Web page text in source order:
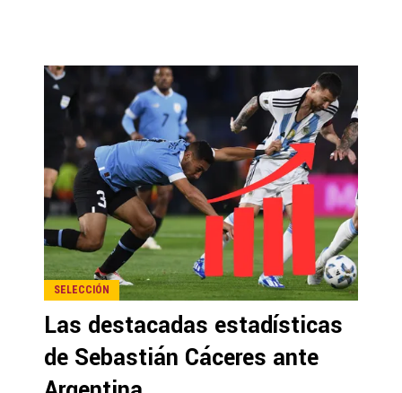
SELECCIÓN
Las destacadas estadísticas
de Sebastián Cáceres ante